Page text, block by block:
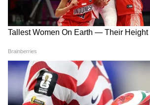
Image Credit :Freepik